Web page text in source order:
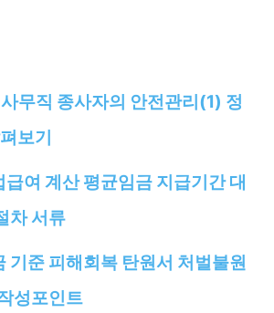
무직 종사자의 안전관리(1) 정
보기
여 계산 평균임금 지급기간 대
차 서류
기준 피해회복 탄원서 처벌불원
성포인트